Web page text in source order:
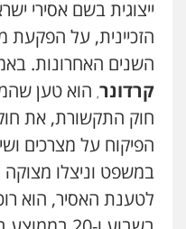
ייצוגית בשם אסירי
הזכיינית, על הפקעת
השנים האחרונות.
קרדונר, הוא טען
חוק התקשורת, את
הפיקוח על מצרכים
במשפט וניצלו
לטענת האסיר, הוא